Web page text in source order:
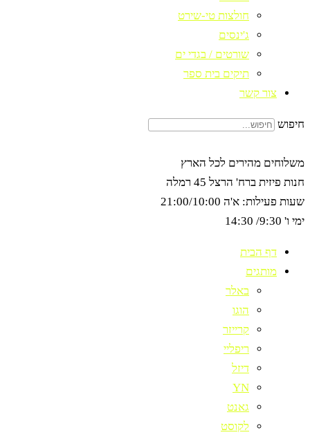
חולצות טי-שירט
ג'ינסים
שורטים / בגדי ים
תיקים בית ספר
צור קשר
חיפוש
משלוחים מהירים לכל הארץ
חנות פיזית ברח' הרצל 45 רמלה
שעות פעילות: א'ה 21:00/10:00
ימי ו' 9:30/ 14:30
דף הבית
מותגים
באלר
הוגו
קרייזר
ריפליי
דיזל
YN
גאנט
לקוסט